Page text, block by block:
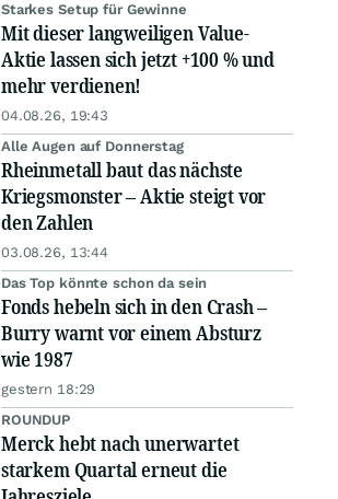
Starkes Setup für Gewinne
Mit dieser langweiligen Value-
Aktie lassen sich jetzt +100 % und
mehr verdienen!
04.08.26, 19:43
Alle Augen auf Donnerstag
Rheinmetall baut das nächste
Kriegsmonster – Aktie steigt vor
den Zahlen
03.08.26, 13:44
Das Top könnte schon da sein
Fonds hebeln sich in den Crash –
Burry warnt vor einem Absturz
wie 1987
gestern 18:29
ROUNDUP
Merck hebt nach unerwartet
starkem Quartal erneut die